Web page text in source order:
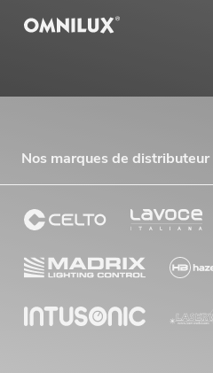
Nos marques de distributeur